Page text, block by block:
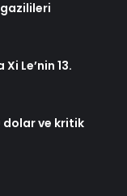
Le’nin 13.
dolar ve kritik